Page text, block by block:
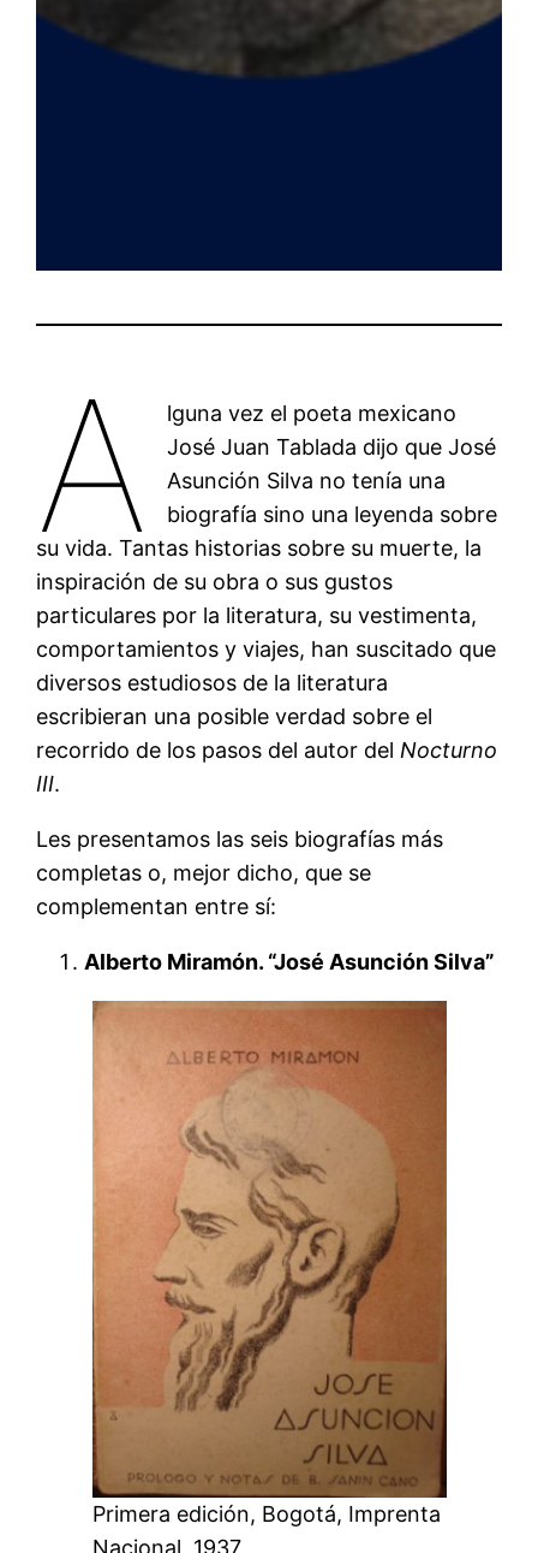
A
lguna vez el poeta mexicano
José Juan Tablada dijo que José
Asunción Silva no tenía una
biografía sino una leyenda sobre
su vida. Tantas historias sobre su muerte, la
inspiración de su obra o sus gustos
particulares por la literatura, su vestimenta,
comportamientos y viajes, han suscitado que
diversos estudiosos de la literatura
escribieran una posible verdad sobre el
recorrido de los pasos del autor del Nocturno
III.
Les presentamos las seis biografías más
completas o, mejor dicho, que se
complementan entre sí:
Alberto Miramón. “José Asunción Silva”
Primera edición, Bogotá, Imprenta
Nacional, 1937